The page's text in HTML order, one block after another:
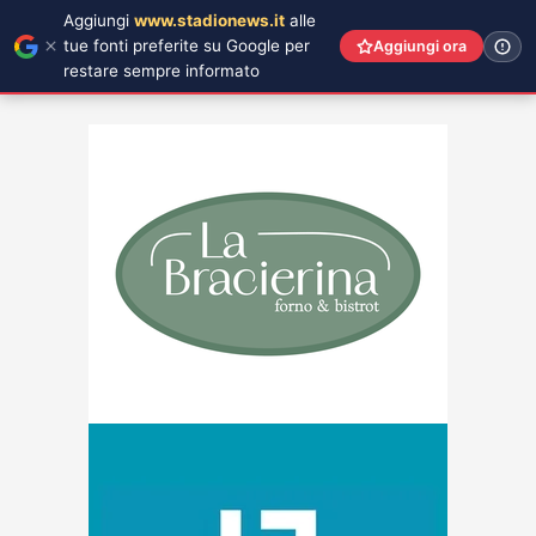
Aggiungi www.stadionews.it alle
tue fonti preferite su Google per
restare sempre informato
Aggiungi ora